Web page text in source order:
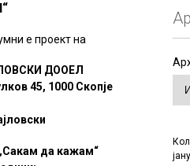
е проект на
ДООЕЛ
45, 1000 Скопје
да кажам“